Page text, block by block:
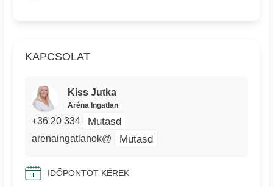
KAPCSOLAT
Kiss Jutka
Aréna Ingatlan
+36 20 334 Mutasd
arenaingatlanok@ Mutasd
IDŐPONTOT KÉREK